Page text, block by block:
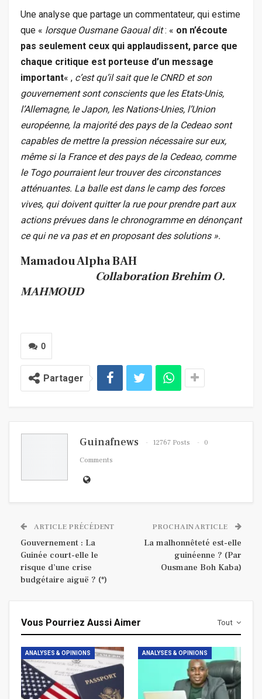
Une analyse que partage un commentateur, qui estime
que « lorsque Ousmane Gaoual dit: « on n’écoute
pas seulement ceux qui applaudissent, parce que
chaque critique est porteuse d’un message
important« , c’est qu’il sait que le CNRD et son
gouvernement sont conscients que les Etats-Unis,
l’Allemagne, le Japon, les Nations-Unies, l’Union
européenne, la majorité des pays de la Cedeao sont
capables de mettre la pression nécessaire sur eux,
même si la France et des pays de la Cedeao, comme
le Togo pourraient leur trouver des circonstances
atténuantes. La balle est dans le camp des forces
vives, qui doivent quitter la rue pour prendre part aux
actions prévues dans le chronogramme en dénonçant
ce qui ne va pas et en proposant des solutions ».
Mamadou Alpha BAH
Collaboration Brehim O.
MAHMOUD
0
Partager
Guinafnews 12767 Posts
0
Comments
ARTICLE PRÉCÉDENT
Gouvernement : La
Guinée court-elle le
risque d’une crise
budgétaire aiguë ? (*)
PROCHAIN ARTICLE
La malhonnêteté est-elle
guinéenne ? (Par
Ousmane Boh Kaba)
Tout
Vous Pourriez Aussi Aimer
ANALYSES & OPINIONS ANALYSES & OPINIONS